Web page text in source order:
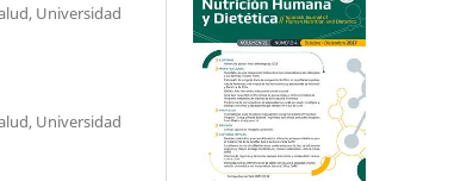
Universidad
Universidad